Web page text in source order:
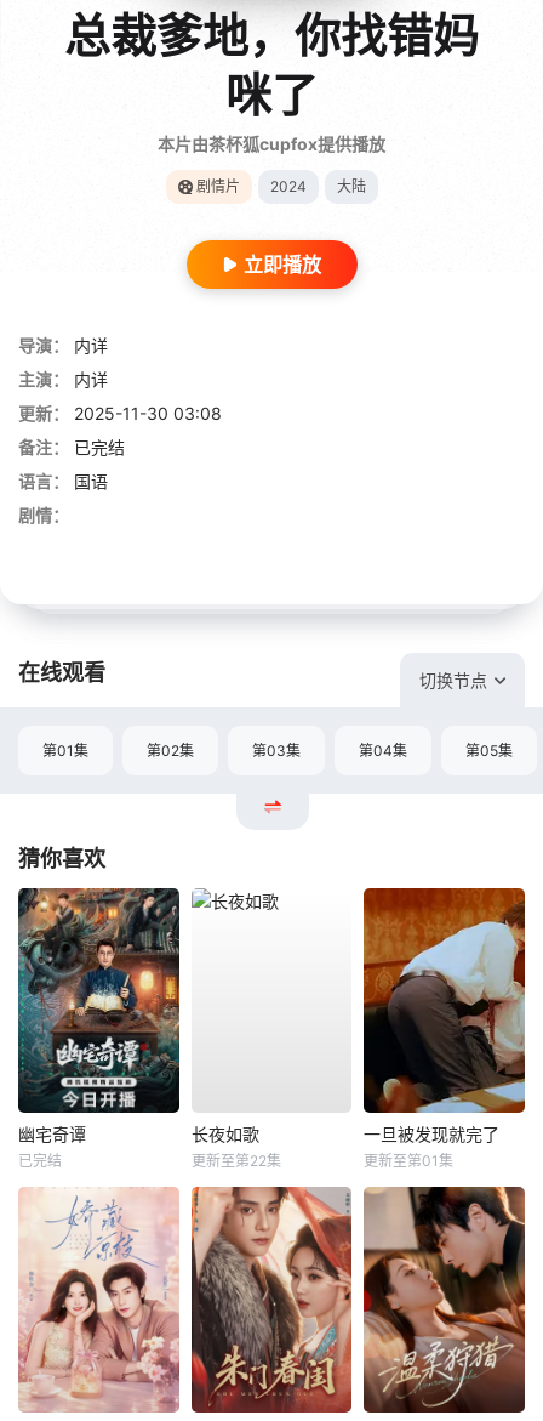
总裁爹地，你找错妈
咪了
本片由茶杯狐cupfox提供播放
剧情片 2024 大陆
立即播放
导演：
内详
主演：
内详
更新：
2025-11-30 03:08
备注：
已完结
语言：
国语
剧情：
在线观看 切换节点
第01集 第02集 第03集 第04集 第05集
猜你喜欢
幽宅奇谭
已完结
长夜如歌
更新至第22集
一旦被发现就完了
更新至第01集